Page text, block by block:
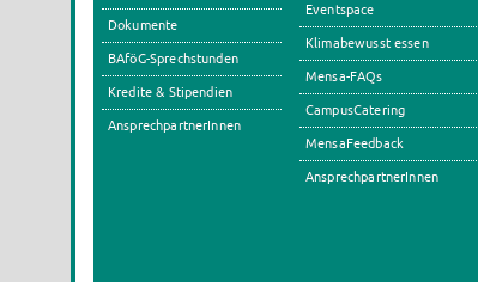
Dokumente
BAföG-Sprechstunden
Kredite & Stipendien
AnsprechpartnerInnen
Eventspace
Klimabewusst essen
Mensa-FAQs
CampusCatering
MensaFeedback
AnsprechpartnerInnen